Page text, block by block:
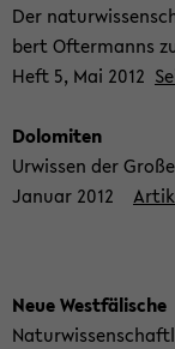
Der
bert Of­ter­manns
Heft 5, Mai 2012
Do­lo­mi­ten
Ur­wis­sen der
Ja­nu­ar 2012
Neue West­fä­li­sche